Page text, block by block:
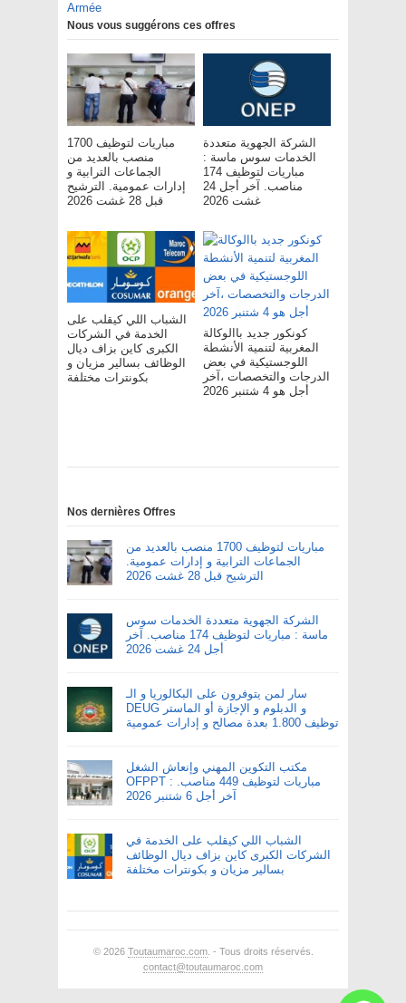
Armée
Nous vous suggérons ces offres
مباريات لتوظيف 1700
منصب بالعديد من
الجماعات الترابية و
إدارات عمومية. الترشيح
قبل 28 غشت 2026
الشركة الجهوية متعددة
الخدمات سوس ماسة :
مباريات لتوظيف 174
مناصب. آخر أجل 24
غشت 2026
الشباب اللي كيقلب على
الخدمة في الشركات
الكبرى كاين بزاف ديال
الوظائف بسالير مزيان و
بكونترات مختلفة
كونكور جديد باالوكالة
المغربية لتنمية الأنشطة
اللوجستيكية في بعض
الدرجات والتخصصات ،آخر
أجل هو 4 شتنبر 2026
Nos dernières Offres
مباريات لتوظيف 1700 منصب بالعديد من
الجماعات الترابية و إدارات عمومية.
الترشيح قبل 28 غشت 2026
الشركة الجهوية متعددة الخدمات سوس
ماسة : مباريات لتوظيف 174 مناصب. آخر
أجل 24 غشت 2026
سار لمن يتوفرون على البكالوريا و الـ
DEUG و الدبلوم و الإجازة أو الماستر
توظيف 1.800 بعدة مصالح و إدارات عمومية
مكتب التكوين المهني وإنعاش الشغل
OFPPT : مباريات لتوظيف 449 مناصب.
آخر أجل 6 شتنبر 2026
الشباب اللي كيقلب على الخدمة في
الشركات الكبرى كاين بزاف ديال الوظائف
بسالير مزيان و بكونترات مختلفة
© 2026 Toutaumaroc.com. - Tous droits réservés.
contact@toutaumaroc.com